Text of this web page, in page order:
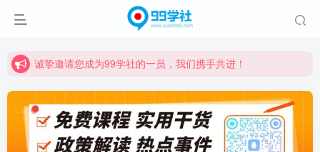
学习路上不孤独，99学社与你同行！分享全网优质VIP资源，炒股教程、创业教程、网络营销教程、自媒体短视频教程等，长期更新各大精品创业项目！
学习路上不孤独，99学社与你同行！分享全网优质VIP资源，炒股教程、创业教程、网络营销教程、自媒体短视频教程等，长期更新各大精品创业项目！